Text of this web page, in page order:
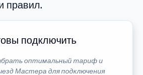
правил.
подключить
оптимальный тариф и
Мастера для подключения